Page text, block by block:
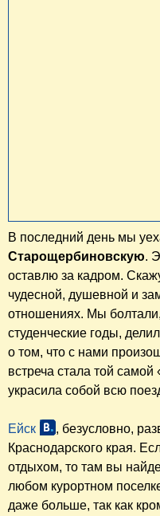
В последний день мы
Старощербиновскую.
оставлю за кадром.
чудесной, душевной и
отношениях. Мы
студенческие годы,
о том, что с нами
встреча стала той
украсила собой всю
Ейск
, безусловно,
Краснодарского края.
отдыхом, то там вы
любом курортном
даже больше, так как